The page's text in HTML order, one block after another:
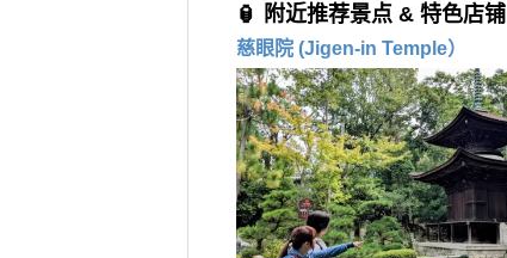
🏮 附近推荐景点 & 特色店铺
慈眼院 (Jigen-in Temple）